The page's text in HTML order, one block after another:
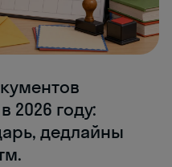
2026 году:
дедлайны